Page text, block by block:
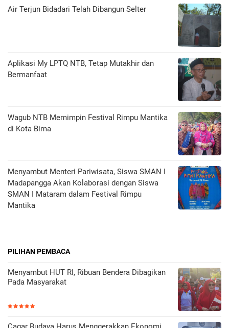
Air Terjun Bidadari Telah Dibangun Selter
Aplikasi My LPTQ NTB, Tetap Mutakhir dan
Bermanfaat
Wagub NTB Memimpin Festival Rimpu Mantika
di Kota Bima
Menyambut Menteri Pariwisata, Siswa SMAN I
Madapangga Akan Kolaborasi dengan Siswa
SMAN I Mataram dalam Festival Rimpu
Mantika
PILIHAN PEMBACA
Menyambut HUT RI, Ribuan Bendera Dibagikan
Pada Masyarakat